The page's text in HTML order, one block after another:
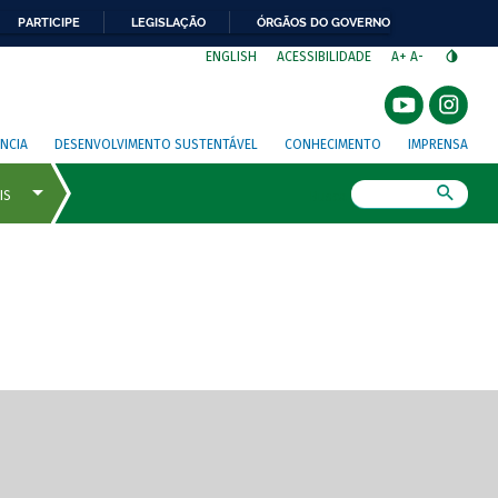
PARTICIPE LEGISLAÇÃO ÓRGÃOS DO GOVERNO
ENGLISH ACESSIBILIDADE A+ A-
DESENVOLVIMENTO SUSTENTÁVEL CONHECIMENTO IMPRENSA
de tela